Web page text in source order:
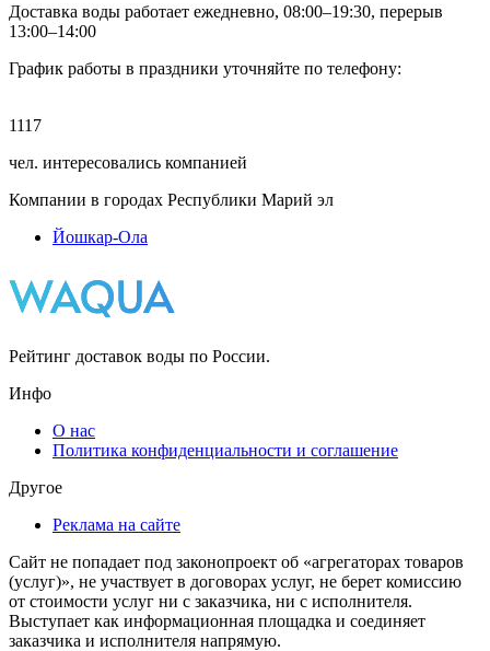
Доставка воды работает ежедневно, 08:00–19:30, перерыв
13:00–14:00
График работы в праздники уточняйте по телефону:
1117
чел. интересовались компанией
Компании в городах Республики Марий эл
Йошкар-Ола
Рейтинг доставок воды по России.
Инфо
О нас
Политика конфиденциальности и соглашение
Другое
Реклама на сайте
Сайт не попадает под законопроект об «агрегаторах товаров
(услуг)», не участвует в договорах услуг, не берет комиссию
от стоимости услуг ни с заказчика, ни с исполнителя.
Выступает как информационная площадка и соединяет
заказчика и исполнителя напрямую.